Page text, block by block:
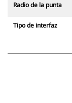
Radio de la punta
Tipo de interfaz